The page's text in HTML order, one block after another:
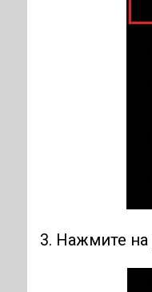
3. Нажмите на